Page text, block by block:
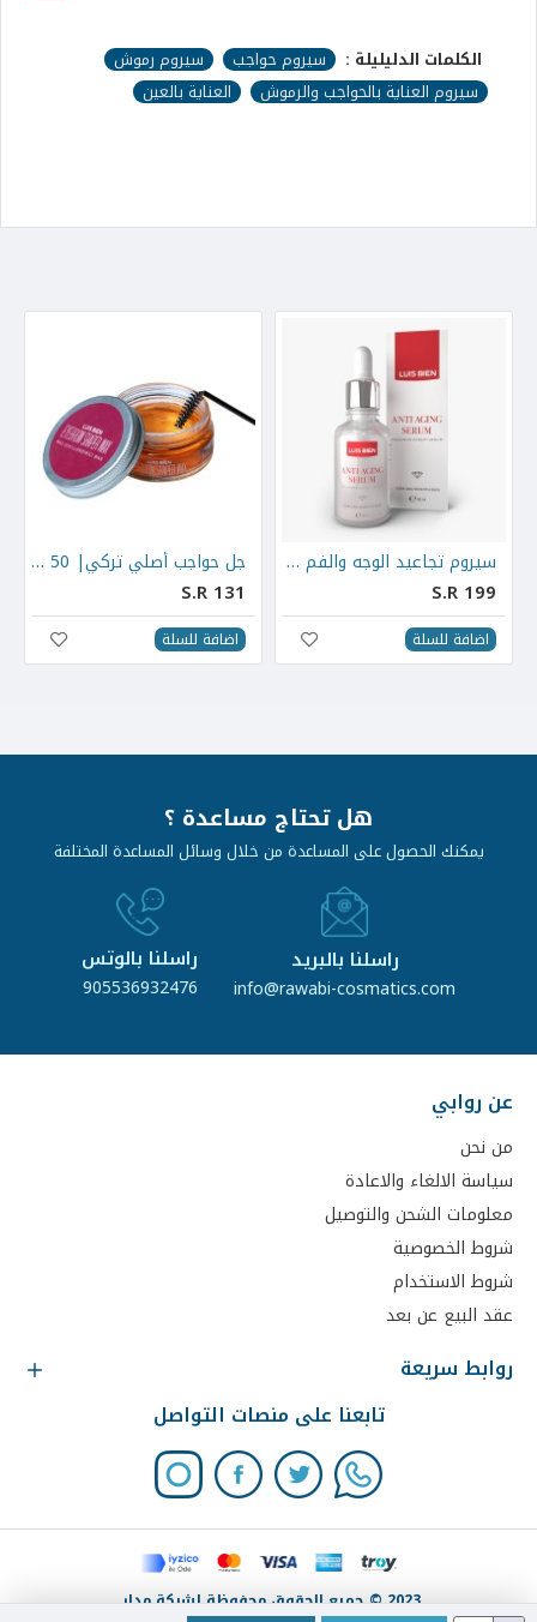
الكلمات الدليليلة : سيروم حواجب
سيروم رموش
سيروم العناية بالحواجب والرموش
العناية بالعين
سيروم تجاعيد الوجه والفم وتحت العين
S.R 199
اضافة للسلة
جل حواجب أصلي تركي| 50 مل
S.R 131
اضافة للسلة
هل تحتاج مساعدة ؟
يمكنك الحصول على المساعدة من خلال وسائل المساعدة المختلفة
راسلنا بالبريد
info@rawabi-cosmatics.com
راسلنا بالوتس
905536932476
عن روابي
من نحن
سياسة الالغاء والاعادة
معلومات الشحن والتوصيل
شروط الخصوصية
شروط الاستخدام
عقد البيع عن بعد
روابط سريعة
تابعنا على منصات التواصل
2023 © جميع الحقوق محفوظة لشركة مدار.